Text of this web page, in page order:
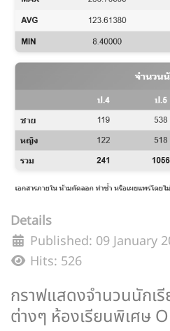
Details
Published: 09 January
Hits: 526
กราฟแสดงจำนวนนักเ
ต่างๆ ห้องเรียนพิเศษ